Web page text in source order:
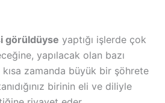
görüldüyse yaptığı işlerde çok
yapılacak olan bazı
zamanda büyük bir şöhrete
birinin eli ve diliyle